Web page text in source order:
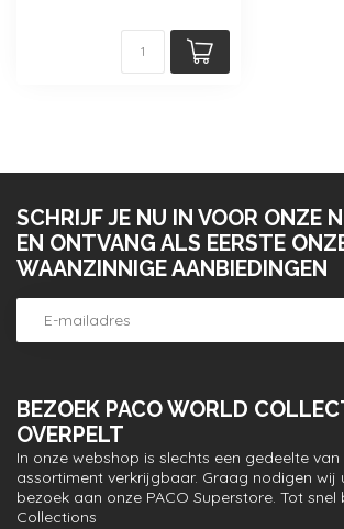
BEZOEK PACO WORLD
OVERPELT
In onze webshop is slechts een gedeelte
assortiment verkrijgbaar. Graag nodigen wij
bezoek aan onze PACO Superstore. Tot snel
Collections
SCHRIJF JE NU IN VOOR ONZE
EN ONTVANG ALS EERSTE
WAANZINNIGE AANBIEDINGEN